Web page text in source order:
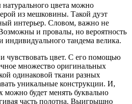
цвета можно
из мешковины. Такой дуэт
интерьер. Словом, важно не
и провалы, но вероятность
индивидуального тандема велика.
чувствовать цвет. С его помощью
множество оригинальных
одинаковой ткани разных
уникальные конструкции. И,
можно будет менять буквально
часть полотна. Выигрышно